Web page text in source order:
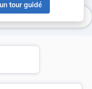
tour guidé